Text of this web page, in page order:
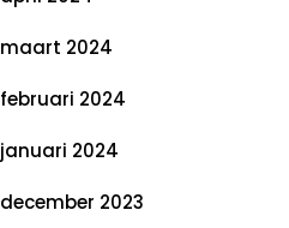
maart 2024
februari 2024
januari 2024
december 2023